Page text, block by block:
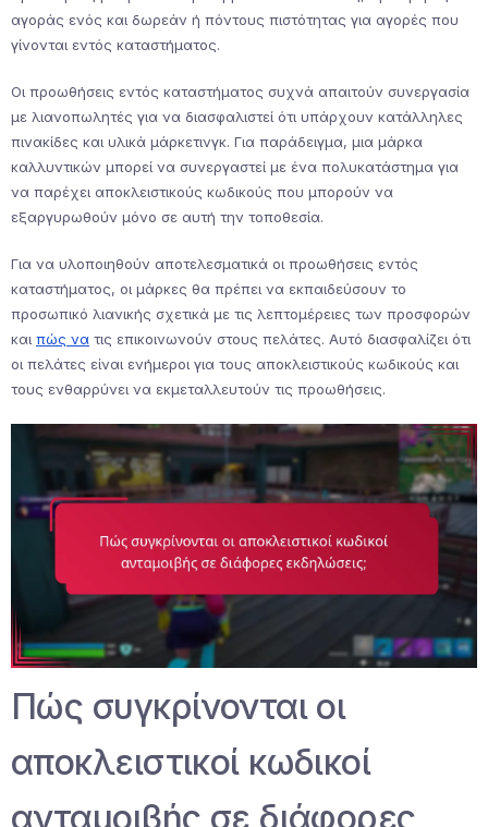
αγοράς ενός και δωρεάν ή πόντους πιστότητας για αγορές που
γίνονται εντός καταστήματος.
Οι προωθήσεις εντός καταστήματος συχνά απαιτούν συνεργασία
με λιανοπωλητές για να διασφαλιστεί ότι υπάρχουν κατάλληλες
πινακίδες και υλικά μάρκετινγκ. Για παράδειγμα, μια μάρκα
καλλυντικών μπορεί να συνεργαστεί με ένα πολυκατάστημα για
να παρέχει αποκλειστικούς κωδικούς που μπορούν να
εξαργυρωθούν μόνο σε αυτή την τοποθεσία.
Για να υλοποιηθούν αποτελεσματικά οι προωθήσεις εντός
καταστήματος, οι μάρκες θα πρέπει να εκπαιδεύσουν το
προσωπικό λιανικής σχετικά με τις λεπτομέρειες των προσφορών
και πώς να τις επικοινωνούν στους πελάτες. Αυτό διασφαλίζει ότι
οι πελάτες είναι ενήμεροι για τους αποκλειστικούς κωδικούς και
τους ενθαρρύνει να εκμεταλλευτούν τις προωθήσεις.
Πώς συγκρίνονται οι
αποκλειστικοί κωδικοί
ανταμοιβής σε διάφορες